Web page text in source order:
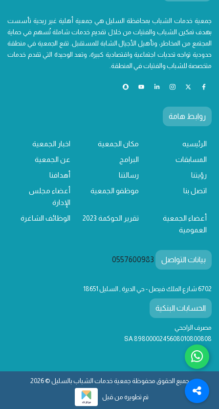
جمعية خدمات الشباب بمحافظة السليل هي جمعية أهلية غير ربحية تأسست
بهدف تمكين الشباب والفتيات من خلال تقديم خدمات شاملة تُسهم في حماية
المجتمع من المخاطر، وتأهيل الأجيال الشابة للمستقبل. تقع الجمعية في منطقة
حدودية تواجه تحديات اجتماعية واقتصادية كبيرة، وتعد الوحيدة التي تقدم خدمات
متخصصة للشباب والفتيات في المنطقة.
روابط هامة
الرئيسيه مكان الجمعية
اخبار الجمعية
المسابقات
البرامج
عن الجمعية
رؤيتنا
رسالتنا
أهدافنا
اتصل بنا
موظفو الجمعية
أعضاء مجلس
الإدارة
أعضاء الجمعية
العمومية
تقرير الحوكمة 2023 الوظائف الشاغرة
بيانات التواصل 0557600983
6702 شارع الملك فيصل - حي الديرة , السليل 18651
الحسابات البنكية
مصرف الراجحي
SA 8980000245608010800808
جميع الحقوق محفوظة جمعية خدمات الشباب بالسليل © 2026
تم تطويره من قبل